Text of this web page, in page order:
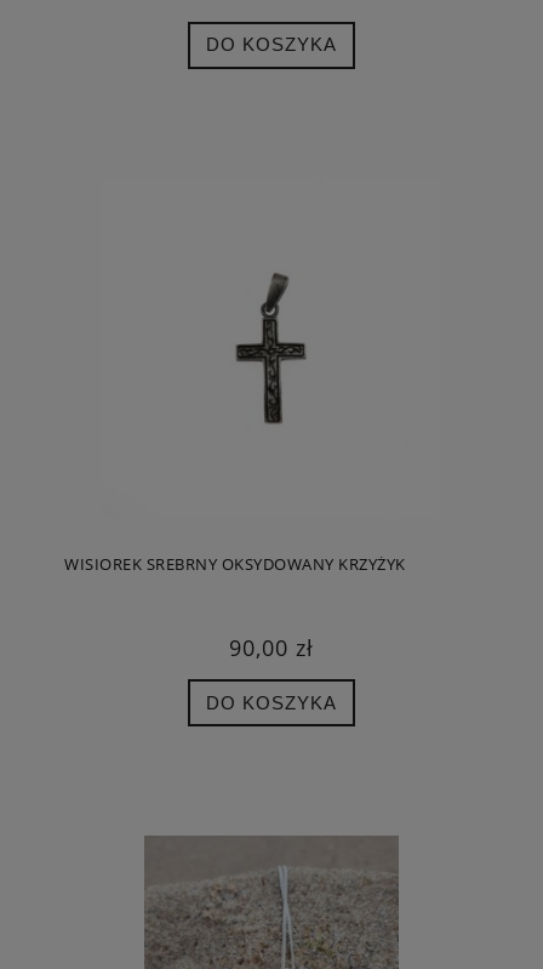
DO KOSZYKA
WISIOREK SREBRNY OKSYDOWANY KRZYŻYK
90,00 zł
DO KOSZYKA